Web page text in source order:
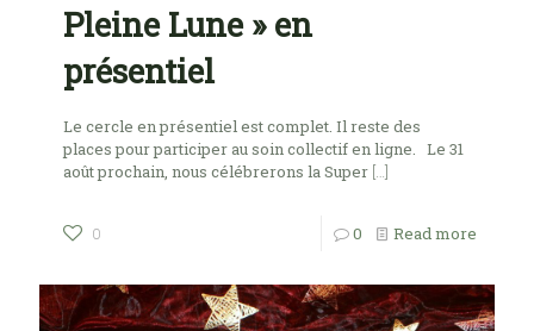
Pleine Lune » en
présentiel
Le cercle en présentiel est complet. Il reste des
places pour participer au soin collectif en ligne. Le 31
août prochain, nous célébrerons la Super […]
0 0 Read more